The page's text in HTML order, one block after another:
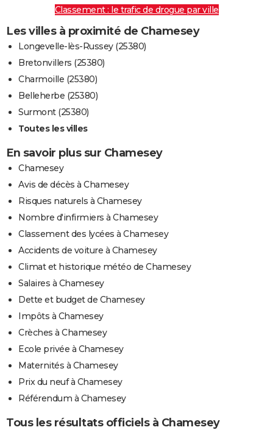
Classement : le trafic de drogue par ville
Les villes à proximité de Chamesey
Longevelle-lès-Russey (25380)
Bretonvillers (25380)
Charmoille (25380)
Belleherbe (25380)
Surmont (25380)
Toutes les villes
En savoir plus sur Chamesey
Chamesey
Avis de décès à Chamesey
Risques naturels à Chamesey
Nombre d'infirmiers à Chamesey
Classement des lycées à Chamesey
Accidents de voiture à Chamesey
Climat et historique météo de Chamesey
Salaires à Chamesey
Dette et budget de Chamesey
Impôts à Chamesey
Crèches à Chamesey
Ecole privée à Chamesey
Maternités à Chamesey
Prix du neuf à Chamesey
Référendum à Chamesey
Tous les résultats officiels à Chamesey